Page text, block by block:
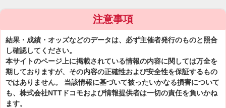
注意事項
結果・成績・オッズなどのデータは、必ず主催者発行のものと照合
し確認してください。
本サイトのページ上に掲載されている情報の内容に関しては万全を
期しておりますが、その内容の正確性および安全性を保証するもの
ではありません。 当該情報に基づいて被ったいかなる損害について
も、株式会社NTTドコモおよび情報提供者は一切の責任を負いかね
ます。